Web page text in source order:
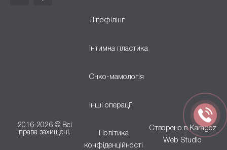
Ліпофілінг
Інтимна пластика
Онко-мамологія
Інші операції
2016-2026 © Всі
права захищені.
Політика
конфіденційності
Створено вKaragez
Web Studio